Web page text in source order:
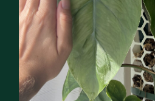
jsem si a souhlasím sVeřejnými